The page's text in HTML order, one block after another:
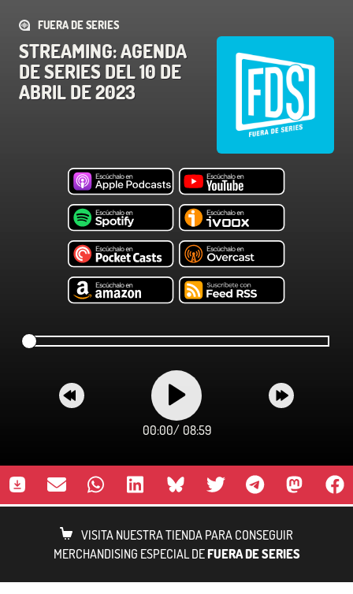
FUERA DE SERIES
STREAMING: AGENDA
DE SERIES DEL 10 DE
ABRIL DE 2023
00:00/ 08:59
VISITA NUESTRA TIENDA PARA CONSEGUIR
MERCHANDISING ESPECIAL DEFUERA DE SERIES